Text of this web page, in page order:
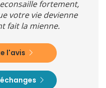
fortement,
votre vie devienne
fait la mienne.
l'avis